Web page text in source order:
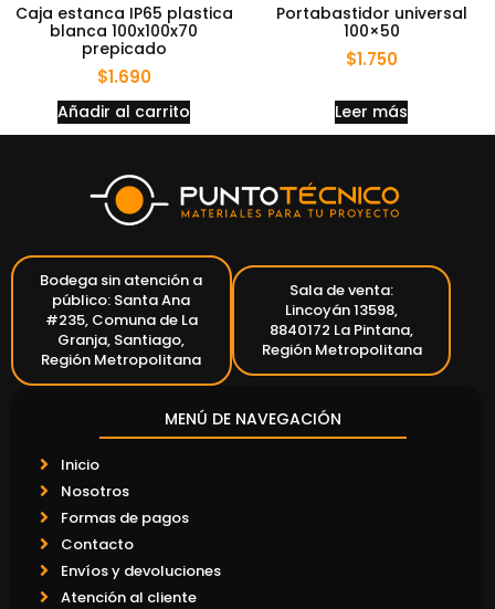
Caja estanca IP65 plastica
blanca 100x100x70
prepicado
$1.690
Añadir al carrito
Portabastidor universal
100×50
$1.750
Leer más
Bodega sin atención a
público: Santa Ana
#235, Comuna de La
Granja, Santiago,
Región Metropolitana
Sala de venta:
Lincoyán 13598,
8840172 La Pintana,
Región Metropolitana
MENÚ DE NAVEGACIÓN
Inicio
Nosotros
Formas de pagos
Contacto
Envíos y devoluciones
Atención al cliente